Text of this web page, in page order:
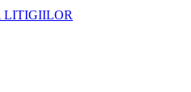
LITIGIILOR